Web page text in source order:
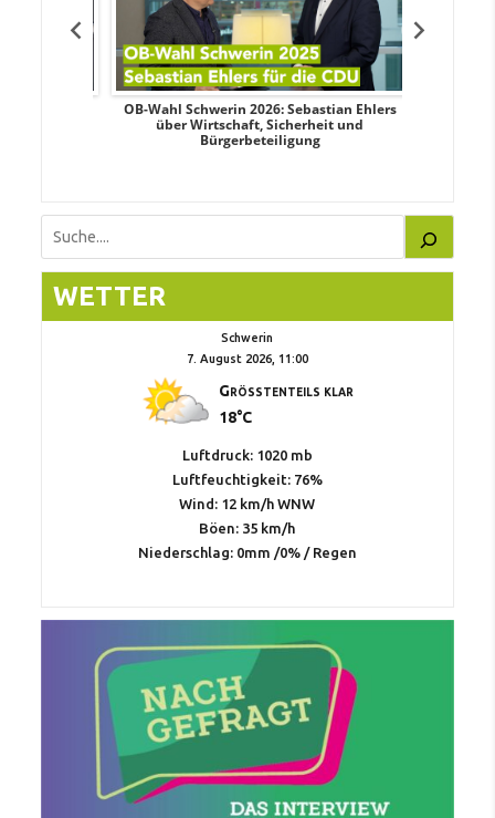
OB-Wahl Schwerin 2026: Sebastian Ehlers
über Wirtschaft, Sicherheit und
Bürgerbeteiligung
Suchen
WETTER
Schwerin
7. August 2026, 11:00
Größtenteils klar
18°C
Luftdruck: 1020 mb
Luftfeuchtigkeit: 76%
Wind: 12 km/h WNW
Böen: 35 km/h
Niederschlag: 0mm /0%/ Regen